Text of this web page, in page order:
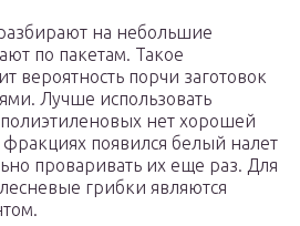
на небольшие
по пакетам. Такое
вероятность порчи заготовок
Лучше использовать
нет хорошей
появился белый налет
проваривать их еще раз. Для
грибки являются